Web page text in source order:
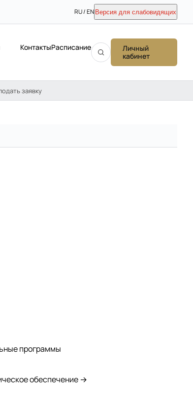
RU / EN Версия для слабовидящих
КонтактыРасписание
Личный
кабинет
заявку
программы
обеспечение →